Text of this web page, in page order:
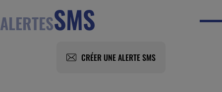
ALERTESSMS
CRÉER UNE ALERTE SMS